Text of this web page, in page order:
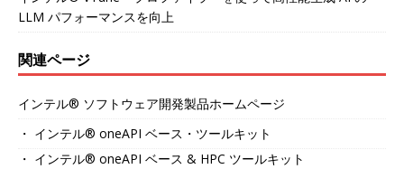
LLM パフォーマンスを向上
関連ページ
インテル® ソフトウェア開発製品ホームページ
・ インテル® oneAPI ベース・ツールキット
・ インテル® oneAPI ベース & HPC ツールキット